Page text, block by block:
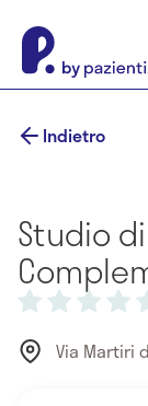
Indietro
Studio
Via Martiri